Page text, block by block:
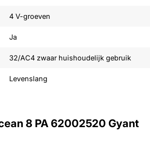
4 V-groeven
Ja
32/AC4 zwaar huishoudelijk gebruik
Levenslang
8 PA 62002520 Gyant